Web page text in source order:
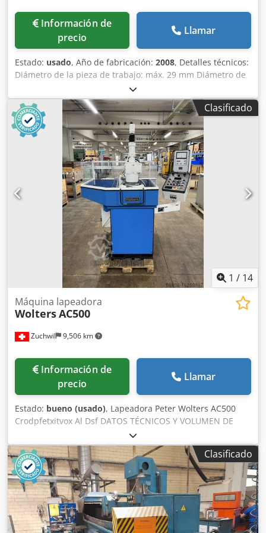
Información de
precio
Llamar
Estado: usado, Año de fabricación: 2008, Detalles técnicos:
Diámetro de la pieza de trabajo: máx. 29 mm Diámetro de
la pieza de trabajo: mín. 26 mm Longitud de la pieza de
trabajo: 66 mm Originalmente, la máquina se suministró
para los siguientes tamaños de piezas de trabajo:
diámetro de 26 mm a 29 mm, longitud de 65 mm a 66 mm.
Mediante el uso de piezas intercambiables en el
dispositivo de sujeción, en el sistema de manipulación,
etc., probablemente se podrían procesar piezas con un
diámetro de hasta aproximadamente 50 mm. La longitud
total probablemente podría alcanzar los 400 mm con
algunas modificaciones. Esto también dependerá de la
longitud de las herramientas, de las longitudes de
mecanizado en la pieza, etc. Codpfxolqac Ss Al Derf
Clasificado
1 / 14
Zuchwil 9,506 km
Máquina lapeadora
WoltersAC500
Información de
precio
Llamar
Estado: bueno (usado), Lapeadora Peter Wolters AC500
Crodpfetxitvox Al Dsf DATOS TÉCNICOS Y VOLUMEN DE
SUMINISTRO DATOS TÉCNICOS Tamaño del dispositivo de
laminación: 42 TS 7/14 Diámetro del disco de trabajo: 415
mm Anchura del anillo: 54 mm Espesor del disco de
trabajo: 50 mm Posible desgaste de los discos hasta
aprox.: 20 mm Número de discos del rotor: 14 Datos de
accionamiento: 380 V / 50 Hz Accionamiento del disco
superior: 1,0 / 1,4 kW Motorreductor helicoidal: 56 / 112
rpm Accionamiento del disco inferior: 1,0 / 1,4 kW
Clasificado